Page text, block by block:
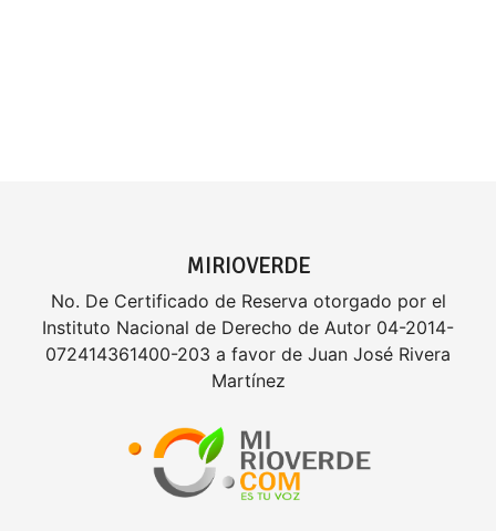
MIRIOVERDE
No. De Certificado de Reserva otorgado por el
Instituto Nacional de Derecho de Autor 04-2014-
072414361400-203 a favor de Juan José Rivera
Martínez